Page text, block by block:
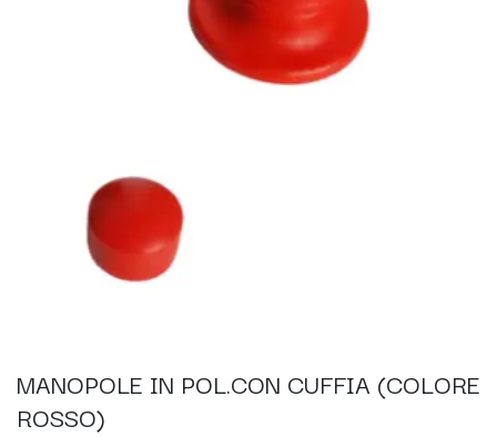
MANOPOLE IN POL.CON CUFFIA (COLORE
ROSSO)